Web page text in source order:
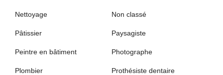
Nettoyage Non classé
Pâtissier Paysagiste
Peintre en bâtiment Photographe
Plombier Prothésiste dentaire